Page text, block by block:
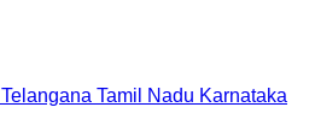
Telangana Tamil Nadu Karnataka